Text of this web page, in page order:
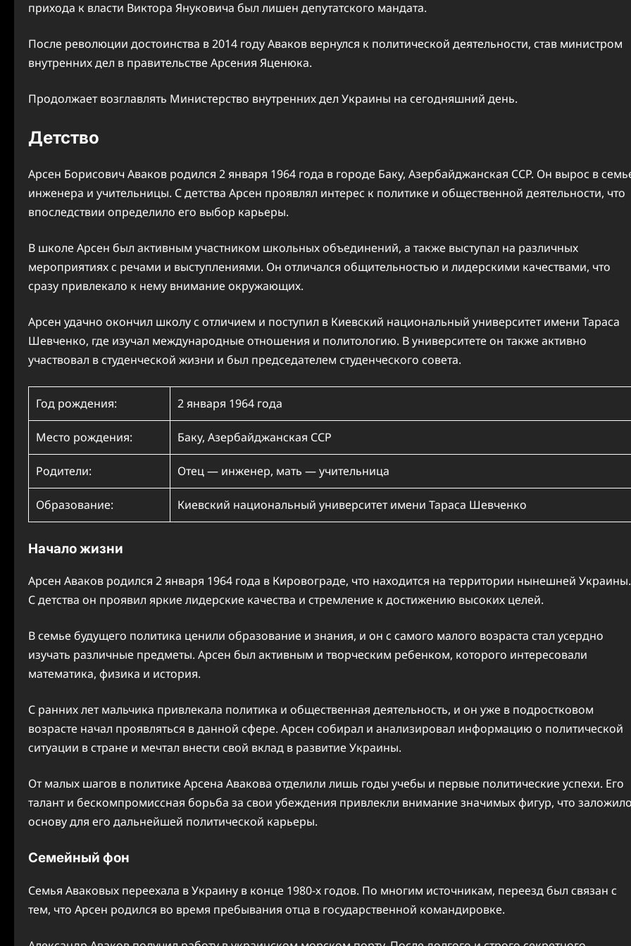
прихода к власти Виктора Януковича был лишен депутатского мандата.
После революции достоинства в 2014 году Аваков вернулся к политической деятельности, став министром
внутренних дел в правительстве Арсения Яценюка.
Продолжает возглавлять Министерство внутренних дел Украины на сегодняшний день.
Детство
Арсен Борисович Аваков родился 2 января 1964 года в городе Баку, Азербайджанская ССР. Он вырос в
инженера и учительницы. С детства Арсен проявлял интерес к политике и общественной деятельности, что
впоследствии определило его выбор карьеры.
В школе Арсен был активным участником школьных объединений, а также выступал на различных
мероприятиях с речами и выступлениями. Он отличался общительностью и лидерскими качествами, что
сразу привлекало к нему внимание окружающих.
Арсен удачно окончил школу с отличием и поступил в Киевский национальный университет имени Тараса
Шевченко, где изучал международные отношения и политологию. В университете он также активно
участвовал в студенческой жизни и был председателем студенческого совета.
Год рождения: 2 января 1964 года
Место рождения: Баку, Азербайджанская ССР
Родители: Отец — инженер, мать — учительница
Образование: Киевский национальный университет имени Тараса Шевченко
Начало жизни
Арсен Аваков родился 2 января 1964 года в Кировограде, что находится на территории нынешней Украины.
С детства он проявил яркие лидерские качества и стремление к достижению высоких целей.
В семье будущего политика ценили образование и знания, и он с самого малого возраста стал усердно
изучать различные предметы. Арсен был активным и творческим ребенком, которого интересовали
математика, физика и история.
С ранних лет мальчика привлекала политика и общественная деятельность, и он уже в подростковом
возрасте начал проявляться в данной сфере. Арсен собирал и анализировал информацию о политической
ситуации в стране и мечтал внести свой вклад в развитие Украины.
От малых шагов в политике Арсена Авакова отделили лишь годы учебы и первые политические успехи. Его
талант и бескомпромиссная борьба за свои убеждения привлекли внимание значимых фигур, что
основу для его дальнейшей политической карьеры.
Семейный фон
Семья Аваковых переехала в Украину в конце 1980-х годов. По многим источникам, переезд был связан с
тем, что Арсен родился во время пребывания отца в государственной командировке.